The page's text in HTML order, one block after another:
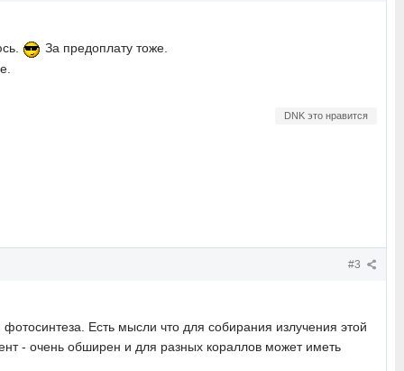
За предоплату тоже.
DNK это нравится
#3
Есть мысли что для собирания излучения этой
- очень обширен и для разных кораллов может иметь